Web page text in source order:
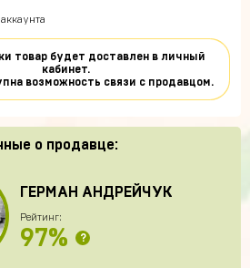
товар будет доставлен в личный
кабинет.
возможность связи с продавцом.
о продавце:
ГЕРМАН АНДРЕЙЧУК
Рейтинг:
97% ?